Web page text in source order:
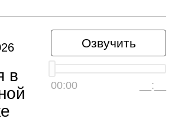
Озвучить
00:00 __:__
в